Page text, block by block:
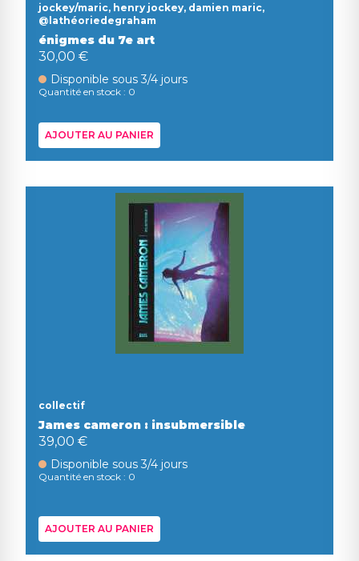
jockey/maric, henry jockey, damien maric,
@lathéoriedegraham
énigmes du 7e art
30,00 €
Disponible sous 3/4 jours
Quantité en stock : 0
AJOUTER AU PANIER
collectif
James cameron : insubmersible
39,00 €
Disponible sous 3/4 jours
Quantité en stock : 0
AJOUTER AU PANIER